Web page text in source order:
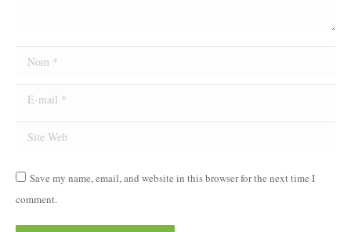
Nom *
E-mail *
Site Web
Save my name, email, and website in this browser for the next time I
comment.